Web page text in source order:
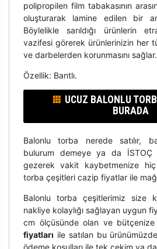
polipropilen film tabakasının
oluşturarak lamine edilen bir
Böylelikle sarıldığı ürünlerin
vazifesi görerek ürünlerinizin her
ve darbelerden korunmasını sağlar.
Özellik: Bantlı.
UCUZ BALONLU
BURADA
Balonlu torba nerede satılır,
bulurum demeye ya da
gezerek vakit kaybetmenize
torba çeşitleri cazip fiyatlar ile
Balonlu torba çeşitlerimiz size
nakliye kolaylığı sağlayan uygun
cm ölçüsünde olan ve
fiyatları ile satılan bu